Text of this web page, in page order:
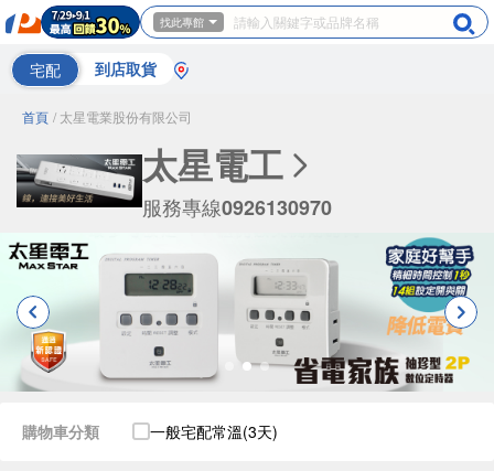
找此專館
宅配 到店取貨
首頁 / 太星電業股份有限公司
太星電工
服務專線0926130970
購物車分類 一般宅配常溫(3天)